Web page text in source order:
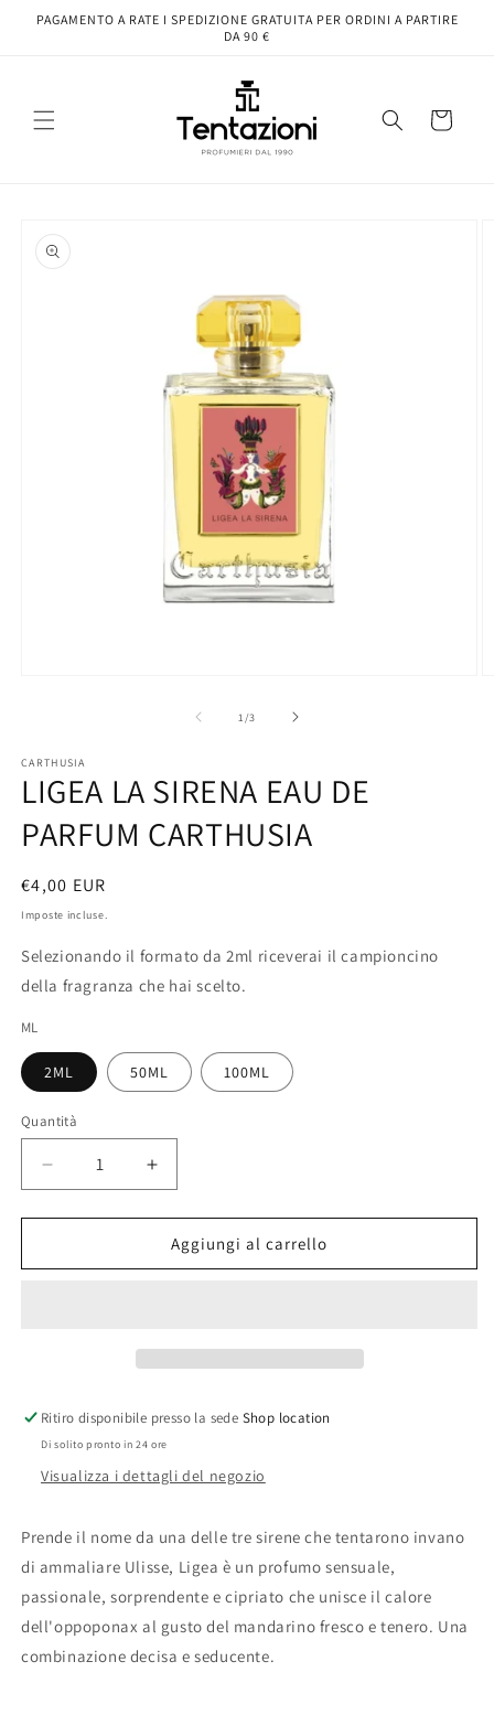
direttamente
PAGAMENTO A RATE I SPEDIZIONE GRATUITA PER ORDINI A PARTIRE
DA 90 €
Carrello
informazioni
sul prodotto
finestra
modale
1 /su
3
CARTHUSIA
LIGEA LA SIRENA EAU DE
PARFUM CARTHUSIA
Prezzo
di
€4,00 EUR
Imposte incluse.
Selezionando il formato da 2ml riceverai il campioncino
della fragranza che hai scelto.
ML
2ML 50ML 100ML
Quantità
Diminuisci
quantità
per
LA
Aumenta
quantità
per
LIGEA
LA
Aggiungi al carrello
Ritiro disponibile presso la sede Shop location
Di solito pronto in 24 ore
Visualizza i dettagli del negozio
Prende il nome da una delle tre sirene che tentarono invano
di ammaliare Ulisse, Ligea è un profumo sensuale,
passionale, sorprendente e cipriato che unisce il calore
dell'oppoponax al gusto del mandarino fresco e tenero. Una
combinazione decisa e seducente.